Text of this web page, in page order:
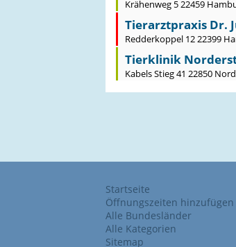
Krähenweg 5 22459
Tierarztpraxis Dr.
Redderkoppel 12 22399
Tierklinik
Kabels Stieg 41 22850
Startseite
Öffnungszeiten hinzufügen
Alle Bundesländer
Alle Kategorien
Sitemap